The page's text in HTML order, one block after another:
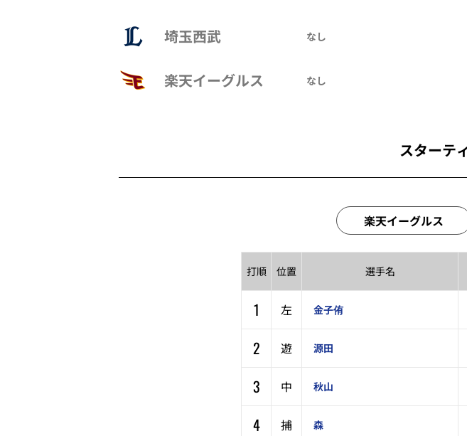
埼玉西武 なし
楽天イーグルス なし
スターテ
楽天イーグルス
打順 位置 選手名
1 左 金子侑
2
遊 源田
3
中 秋山
4
捕 森